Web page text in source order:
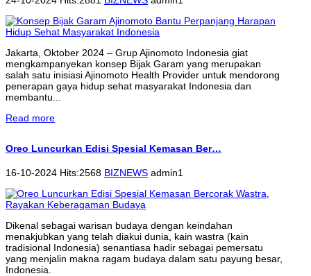
Jakarta, Oktober 2024 – Grup Ajinomoto Indonesia giat
mengkampanyekan konsep Bijak Garam yang merupakan
salah satu inisiasi Ajinomoto Health Provider untuk mendorong
penerapan gaya hidup sehat masyarakat Indonesia dan
membantu...
Read more
Oreo Luncurkan Edisi Spesial Kemasan Ber…
16-10-2024 Hits:2568 BIZNEWS admin1
Dikenal sebagai warisan budaya dengan keindahan
menakjubkan yang telah diakui dunia, kain wastra (kain
tradisional Indonesia) senantiasa hadir sebagai pemersatu
yang menjalin makna ragam budaya dalam satu payung besar,
Indonesia.